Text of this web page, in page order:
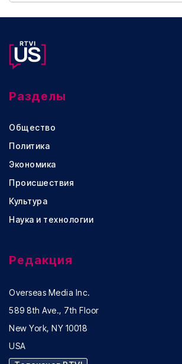
Разделы
Общество
Политика
Экономика
Происшествия
Культура
Наука и технологии
Редакция
Overseas Media Inc.
589 8th Ave., 7th Floor
New York, NY 10018
USA